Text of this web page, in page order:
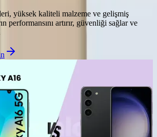
yüksek kaliteli malzeme ve gelişmiş
performansını artırır, güvenliği sağlar ve